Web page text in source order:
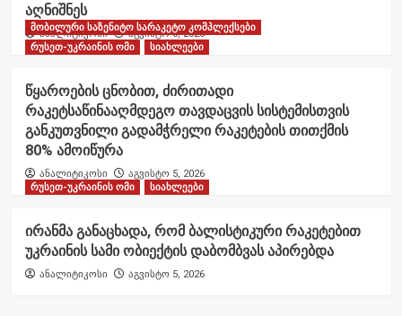
აღნიშნეს
ანალიტიკოსი აგვისტო 6, 2026
მობილური საზენიტო სარაკეტო კომპლექსები
რუსეთ-უკრაინის ომი
სიახლეები
წყაროების ცნობით, ძირითადი
რაკეტსაწინააღმდეგო თავდაცვის სისტემისთვის
განკუთვნილი გადამჭრელი რაკეტების თითქმის
80% ამოიწურა
ანალიტიკოსი
აგვისტო 5, 2026
რუსეთ-უკრაინის ომი
სიახლეები
ირანმა განაცხადა, რომ ბალისტიკური რაკეტებით
უკრაინის სამი ობიექტის დაბომბვას აპირებდა
ანალიტიკოსი აგვისტო 5, 2026